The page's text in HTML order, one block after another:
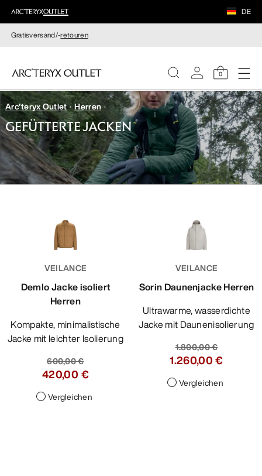
DE
Gratisversand/-retouren
0
DAMEN
HERREN
Arc'teryx Outlet Herren
GEFÜTTERTE JACKEN
VEILANCE
Demlo Jacke isoliert
Herren
Kompakte, minimalistische
Jacke mit leichter Isolierung
600,00 €
420,00 €
Vergleichen
VEILANCE
Sorin Daunenjacke Herren
Ultrawarme, wasserdichte
Jacke mit Daunenisolierung
1.800,00 €
1.260,00 €
Vergleichen